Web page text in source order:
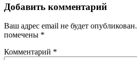
Добавить комментарий
Ваш адрес email не будет опубликован.
помечены *
Комментарий *